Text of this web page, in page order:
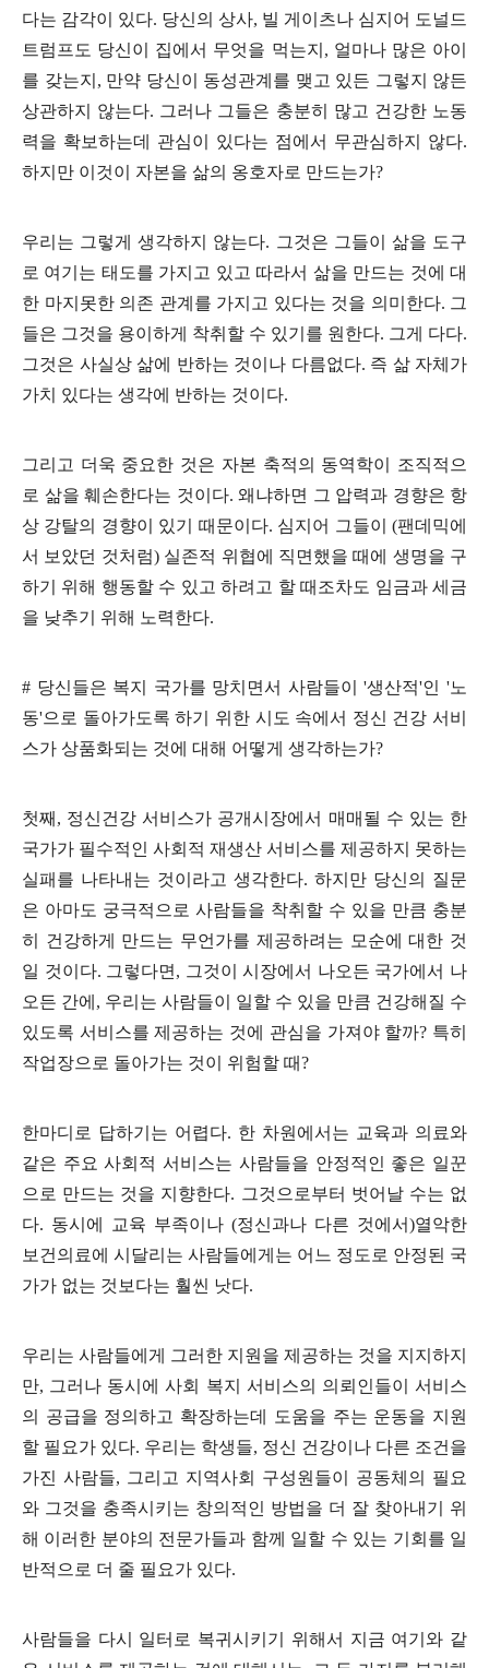
다는 감각이 있다. 당신의 상사, 빌 게이츠나 심지어 도널드
트럼프도 당신이 집에서 무엇을 먹는지 , 얼마나 많은 아이
를 갖는지 , 만약 당신이 동성관계를 맺고 있든 그렇지 않든
상관하지 않는다. 그러나 그들은 충분히 많고 건강한 노동
력을 확보하는데 관심이 있다는 점에서 무관심하지 않다.
하지만 이것이 자본을 삶의 옹호자로 만드는가?
우리는 그렇게 생각하지 않는다. 그것은 그들이 삶을 도구
로 여기는 태도를 가지고 있고 따라서 삶을 만드는 것에 대
한 마지못한 의존 관계를 가지고 있다는 것을 의미한다. 그
들은 그것을 용이하게 착취할 수 있기를 원한다. 그게 다다.
그것은 사실상 삶에 반하는 것이나 다름없다. 즉 삶 자체가
가치 있다는 생각에 반하는 것이다.
그리고 더욱 중요한 것은 자본 축적의 동역학이 조직적으
로 삶을 훼손한다는 것이다. 왜냐하면 그 압력과 경향은 항
상 강탈의 경향이 있기 때문이다. 심지어 그들이(팬데믹에
서 보았던 것처럼) 실존적 위협에 직면했을 때에 생명을 구
하기 위해 행동할 수 있고 하려고 할 때조차도 임금과 세금
을 낮추기 위해 노력한다.
# 당신들은 복지 국가를 망치면서 사람들이'생산적'인'노
동'으로 돌아가도록 하기 위한 시도 속에서 정신 건강 서비
스가 상품화되는 것에 대해 어떻게 생각하는가?
첫째 , 정신건강 서비스가 공개시장에서 매매될 수 있는 한
국가가 필수적인 사회적 재생산 서비스를 제공하지 못하는
실패를 나타내는 것이라고 생각한다. 하지만 당신의 질문
은 아마도 궁극적으로 사람들을 착취할 수 있을 만큼 충분
히 건강하게 만드는 무언가를 제공하려는 모순에 대한 것
일 것이다. 그렇다면 , 그것이 시장에서 나오든 국가에서 나
오든 간에 , 우리는 사람들이 일할 수 있을 만큼 건강해질 수
있도록 서비스를 제공하는 것에 관심을 가져야 할까? 특히
작업장으로 돌아가는 것이 위험할 때?
한마디로 답하기는 어렵다. 한 차원에서는 교육과 의료와
같은 주요 사회적 서비스는 사람들을 안정적인 좋은 일꾼
으로 만드는 것을 지향한다. 그것으로부터 벗어날 수는 없
다. 동시에 교육 부족이나 (정신과나 다른 것에서)열악한
보건의료에 시달리는 사람들에게는 어느 정도로 안정된 국
가가 없는 것보다는 훨씬 낫다.
우리는 사람들에게 그러한 지원을 제공하는 것을 지지하지
만, 그러나 동시에 사회 복지 서비스의 의뢰인들이 서비스
의 공급을 정의하고 확장하는데 도움을 주는 운동을 지원
할 필요가 있다. 우리는 학생들, 정신 건강이나 다른 조건을
가진 사람들, 그리고 지역사회 구성원들이 공동체의 필요
와 그것을 충족시키는 창의적인 방법을 더 잘 찾아내기 위
해 이러한 분야의 전문가들과 함께 일할 수 있는 기회를 일
반적으로 더 줄 필요가 있다.
사람들을 다시 일터로 복귀시키기 위해서 지금 여기와 같